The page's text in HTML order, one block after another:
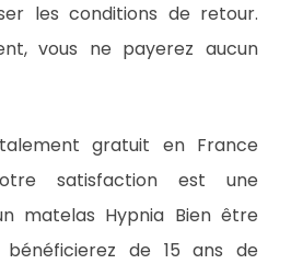
les conditions de retour.
vous ne payerez aucun
gratuit en France
satisfaction est une
matelas Hypnia Bien être
de 15 ans de